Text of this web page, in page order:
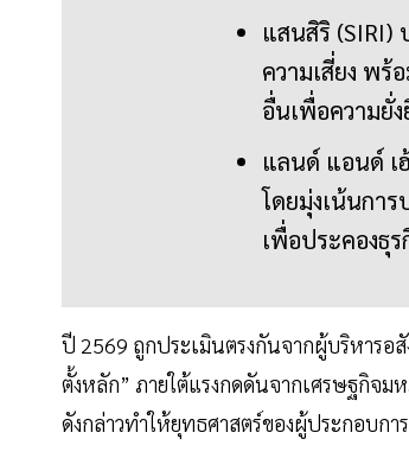
แสนสิริ (SIRI)
ความเสี่ยง พร้
อื่นเพื่อความยั่
แลนด์ แอนด์ เ
โดยมุ่งเน้นกา
เพื่อประคองธุร
ปี 2569 ถูกประเมินตรงกันจากผู้บริหารอ
ตั้งหลัก” ภายใต้แรงกดดันจากเศรษฐกิจม
ดังกล่าวทำให้ยุทธศาสตร์ของผู้ประกอบกา